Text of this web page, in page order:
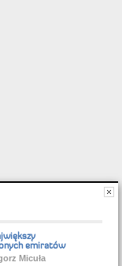
emiratów
Micuła